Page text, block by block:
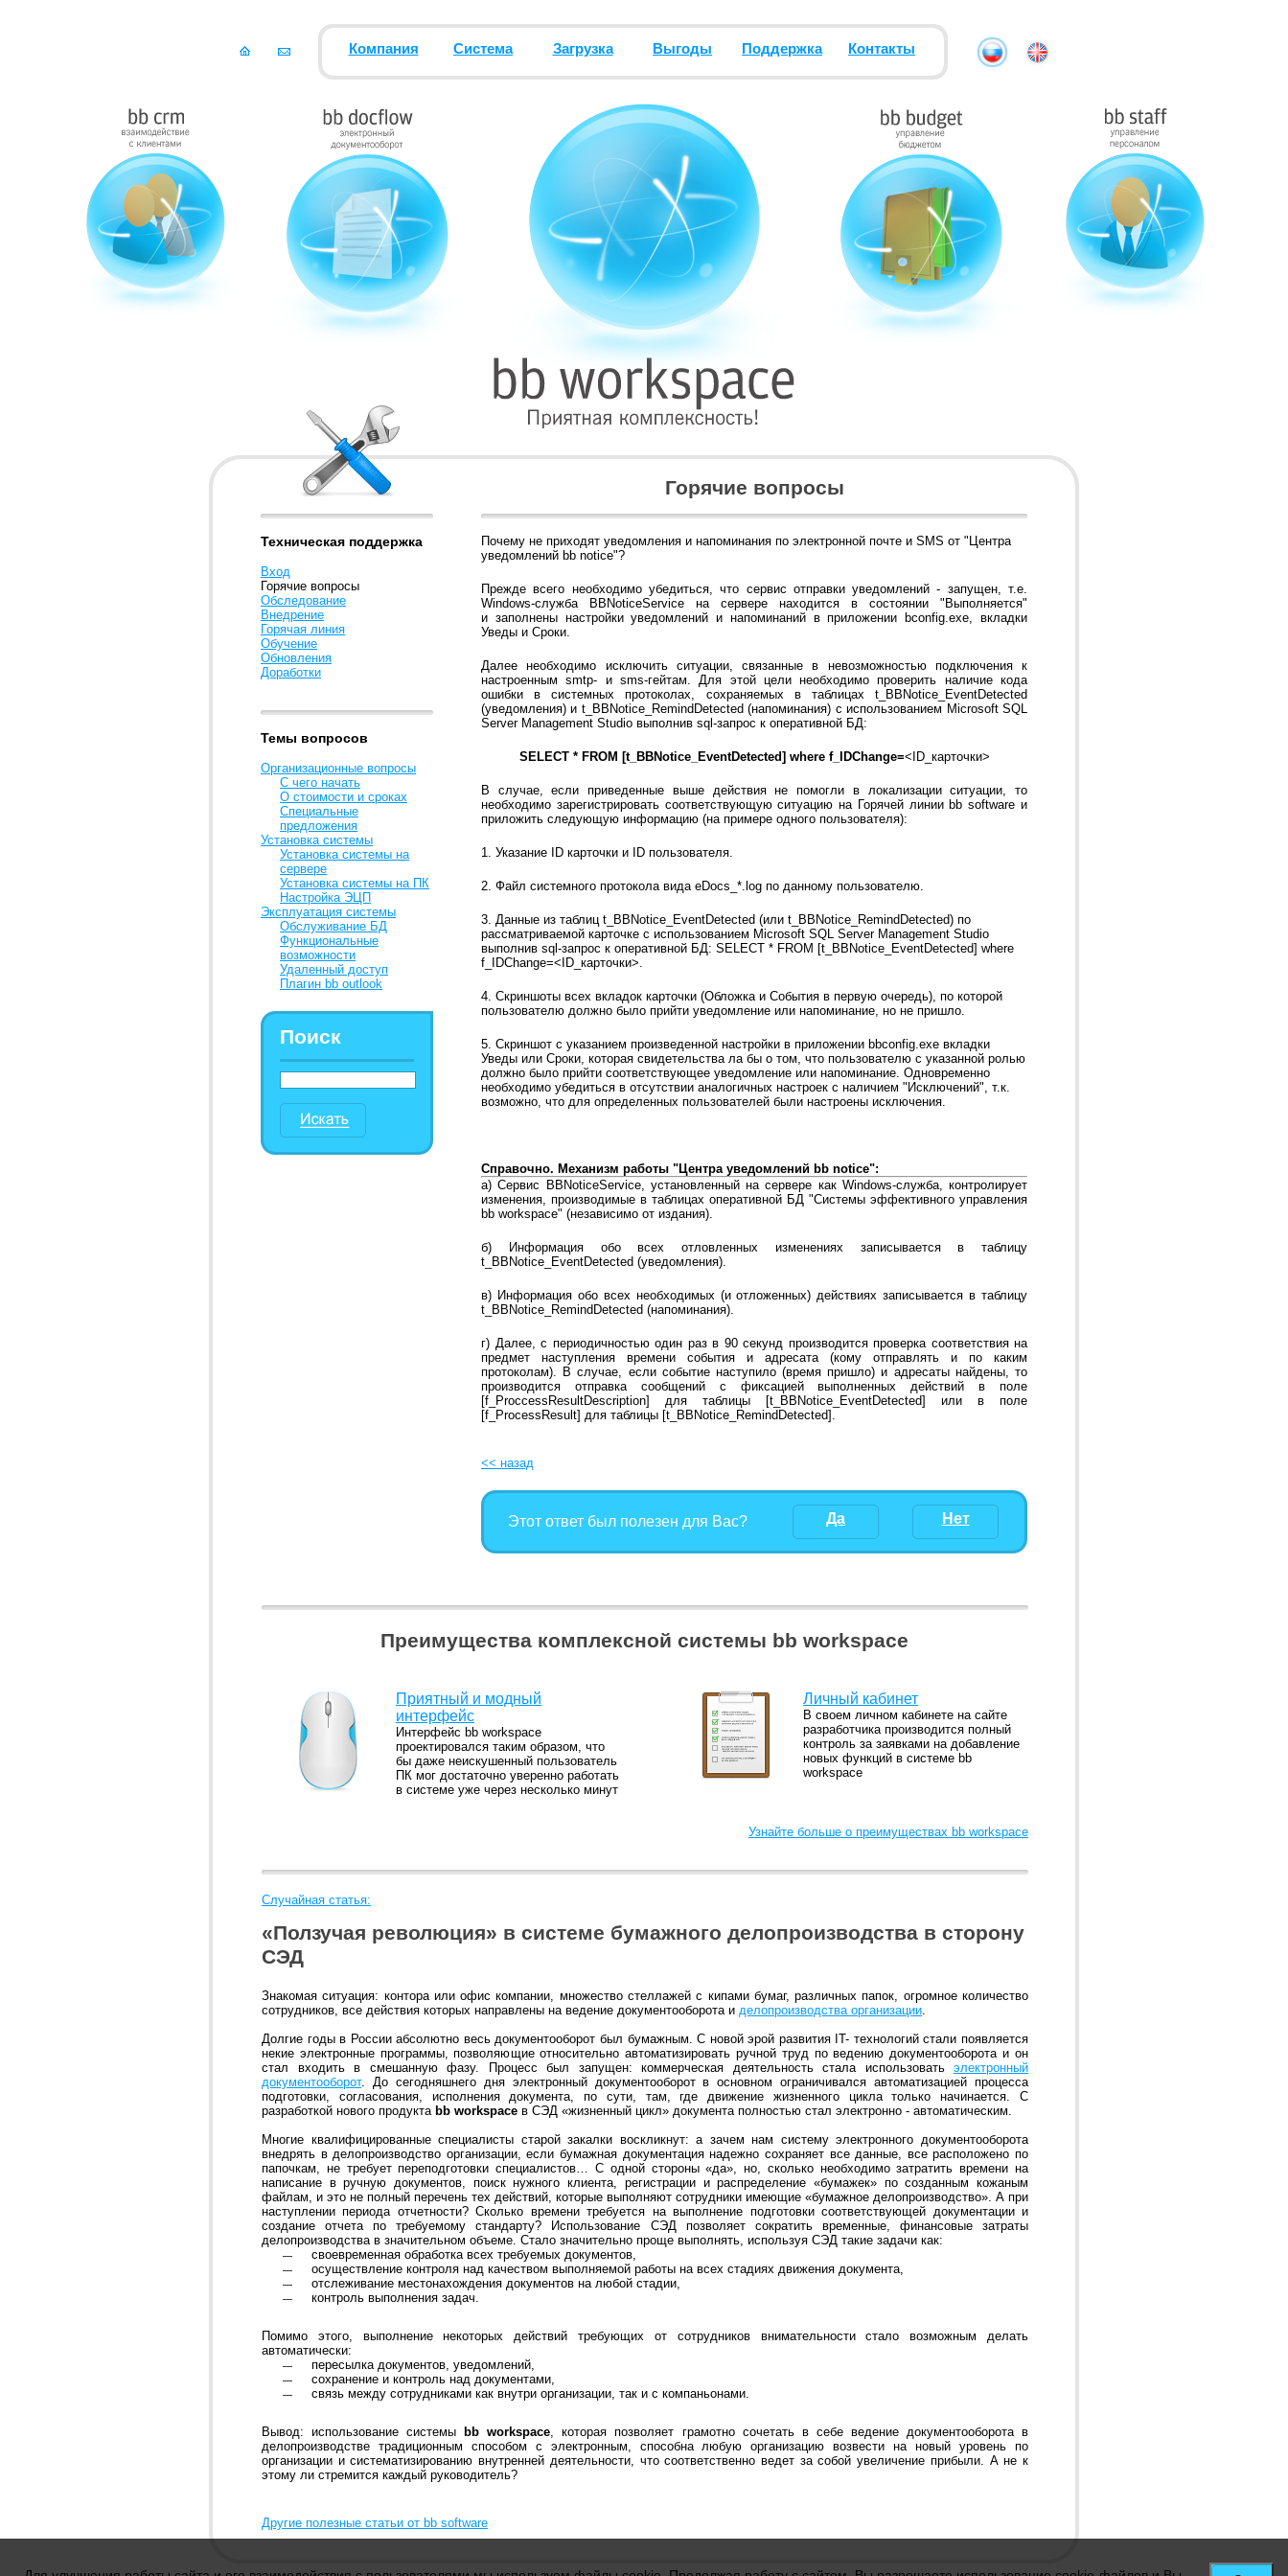
Компания Система Загрузка Выгоды Поддержка Контакты
Техническая поддержка
Вход
Горячие вопросы
Обследование
Внедрение
Горячая линия
Обучение
Обновления
Доработки
Темы вопросов
Организационные вопросы
С чего начать
О стоимости и сроках
Специальные
предложения
Установка системы
Установка системы на
сервере
Установка системы на ПК
Настройка ЭЦП
Эксплуатация системы
Обслуживание БД
Функциональные
возможности
Удаленный доступ
Плагин bb outlook
Поиск
Горячие вопросы
Почему не приходят уведомления и напоминания по электронной почте и SMS от "Центра
уведомлений bb notice"?
Прежде всего необходимо убедиться, что сервис отправки уведомлений - запущен, т.е.
Windows-служба BBNoticeService на сервере находится в состоянии "Выполняется"
и заполнены настройки уведомлений и напоминаний в приложении bconfig.exe, вкладки
Уведы и Сроки.
Далее необходимо исключить ситуации, связанные в невозможностью подключения к
настроенным smtp- и sms-гейтам. Для этой цели необходимо проверить наличие кода
ошибкив системных протоколах, сохраняемых в таблицах t_BBNotice_EventDetected
(уведомления) и t_BBNotice_RemindDetected (напоминания) с использованием Microsoft SQL
Server Management Studio выполнив sql-запрос к оперативной БД:
SELECT * FROM [t_BBNotice_EventDetected] where f_IDChange=<ID_карточки>
В случае, если приведенные выше действия не помогли в локализации ситуации, то
необходимо зарегистрировать соответствующую ситуацию на Горячей линии bb software и
приложить следующую информацию (на примере одного пользователя):
1. Указание ID карточки и ID пользователя.
2. Файл системного протокола вида eDocs_*.log по данному пользователю.
3. Данные из таблиц t_BBNotice_EventDetected (или t_BBNotice_RemindDetected) по
рассматриваемой карточке с использованием Microsoft SQL Server Management Studio
выполнив sql-запрос к оперативной БД: SELECT * FROM [t_BBNotice_EventDetected] where
f_IDChange=<ID_карточки>.
4. Скриншоты всех вкладок карточки (Обложка и События в первую очередь), по которой
пользователю должно было прийти уведомление или напоминание, но не пришло.
5. Скриншот с указанием произведенной настройки в приложении bbconfig.exe вкладки
Уведы или Сроки, которая свидетельства ла бы о том, что пользователю с указанной ролью
должно было прийти соответствующее уведомление или напоминание. Одновременно
необходимо убедиться в отсутствии аналогичных настроек с наличием "Исключений", т.к.
возможно, что для определенных пользователей были настроены исключения.
Справочно. Механизм работы "Центра уведомлений bb notice":
а) Сервис BBNoticeService, установленный на сервере как Windows-служба, контролирует
изменения, производимые в таблицах оперативной БД "Системы эффективного управления
bb workspace" (независимо от издания).
б) Информация обо всех отловленных изменениях записывается в таблицу
t_BBNotice_EventDetected (уведомления).
в) Информация обо всех необходимых (и отложенных) действиях записывается в таблицу
t_BBNotice_RemindDetected (напоминания).
г) Далее, с периодичностью один раз в 90 секунд производится проверка соответствия на
предмет наступления времени события и адресата (кому отправлять и по каким
протоколам). В случае, если событие наступило (время пришло) и адресаты найдены, то
производится отправка сообщений с фиксацией выполненных действий в поле
[f_ProccessResultDescription] для таблицы [t_BBNotice_EventDetected] или в поле
[f_ProcessResult] для таблицы [t_BBNotice_RemindDetected].
<< назад
Этот ответ был полезен для Вас? Да Нет
Преимущества комплексной системы bb workspace
Приятный и модный
интерфейс
Интерфейс bb workspace
проектировался таким образом, что
бы даже неискушенный пользователь
ПК мог достаточно уверенно работать
в системе уже через несколько минут
Личный кабинет
В своем личном кабинете на сайте
разработчика производится полный
контроль за заявками на добавление
новых функций в системе bb
workspace
Узнайте больше о преимуществах bb workspace
Случайная статья:
«Ползучая революция» в системе бумажного делопроизводства в сторону
СЭД
Знакомая ситуация: контора или офис компании, множество стеллажей с кипами бумаг, различных папок, огромное количество
сотрудников, все действия которых направлены на ведение документооборота и делопроизводства организации.
Долгие годы в России абсолютно весь документооборот был бумажным. С новой эрой развития IT- технологий стали появляется
некие электронные программы, позволяющие относительно автоматизировать ручной труд по ведению документооборота и он
стал входить в смешанную фазу. Процесс был запущен: коммерческая деятельность стала использовать электронный
документооборот. До сегодняшнего дня электронный документооборот в основном ограничивался автоматизацией процесса
подготовки, согласования, исполнения документа, по сути, там, где движение жизненного цикла только начинается. С
разработкой нового продукта bb workspace в СЭД «жизненный цикл» документа полностью стал электронно - автоматическим.
Многие квалифицированные специалисты старой закалки воскликнут: а зачем нам систему электронного документооборота
внедрять в делопроизводство организации, если бумажная документация надежно сохраняет все данные, все расположено по
папочкам, не требует переподготовки специалистов… С одной стороны «да», но, сколько необходимо затратить времени на
написание в ручную документов, поиск нужного клиента, регистрации и распределение «бумажек» по созданным кожаным
файлам, и это не полный перечень тех действий, которые выполняют сотрудники имеющие «бумажное делопроизводство». А при
наступлении периода отчетности? Сколько времени требуется на выполнение подготовки соответствующей документации и
создание отчета по требуемому стандарту? Использование СЭД позволяет сократить временные, финансовые затраты
делопроизводства в значительном объеме. Стало значительно проще выполнять, используя СЭД такие задачи как:
своевременная обработка всех требуемых документов,
осуществление контроля над качеством выполняемой работы на всех стадиях движения документа,
отслеживание местонахождения документов на любой стадии,
контроль выполнения задач.
Помимо этого, выполнение некоторых действий требующих от сотрудников внимательности стало возможным делать
автоматически:
пересылка документов, уведомлений,
сохранение и контроль над документами,
связь между сотрудниками как внутри организации, так и с компаньонами.
Вывод: использование системы bb workspace, которая позволяет грамотно сочетать в себе ведение документооборота в
делопроизводстве традиционным способом с электронным, способна любую организацию возвести на новый уровень по
организации и систематизированию внутренней деятельности, что соответственно ведет за собой увеличение прибыли. А не к
этому ли стремится каждый руководитель?
Другие полезные статьи от bb software